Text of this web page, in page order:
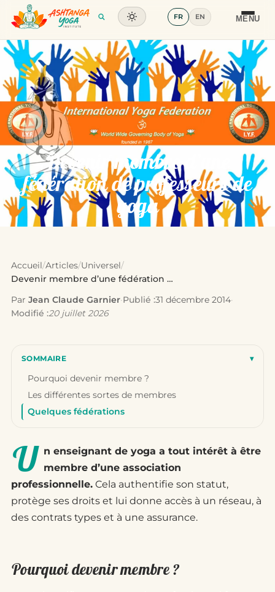
MENU
Formation
Articles
Glossaire
Contact
FR EN
Devenir membre d’une
fédération de professeurs de
yoga
Accueil/Articles/Universel/
Devenir membre d’une fédération de professeurs…
Par Jean Claude Garnier·Publié :31 décembre 2014·
Modifié :20 juillet 2026
SOMMAIRE ▾
Pourquoi devenir membre ?
Les différentes sortes de membres
Quelques fédérations
U n enseignant de yoga a tout intérêt à être
membre d’une association
professionnelle. Cela authentifie son statut,
protège ses droits et lui donne accès à un réseau, à
des contrats types et à une assurance.
Pourquoi devenir membre ?